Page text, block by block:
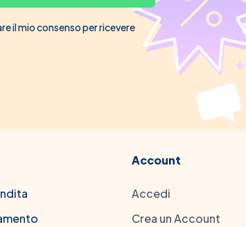
il mio consenso per ricevere
Account
Accedi
Crea un Account